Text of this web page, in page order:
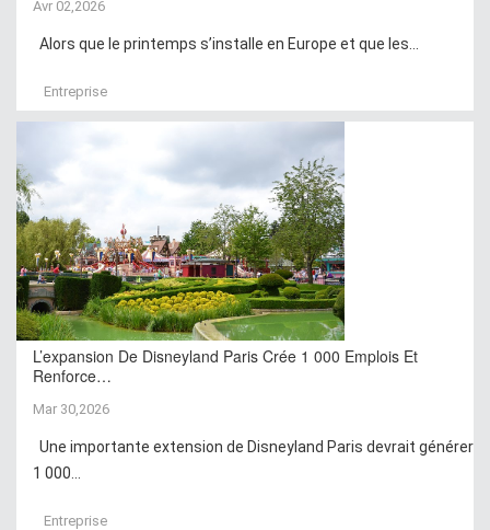
Avr 02,2026
Alors que le printemps s’installe en Europe et que les...
Entreprise
L’expansion De Disneyland Paris Crée 1 000 Emplois Et
Renforce…
Mar 30,2026
Une importante extension de Disneyland Paris devrait générer
1 000...
Entreprise